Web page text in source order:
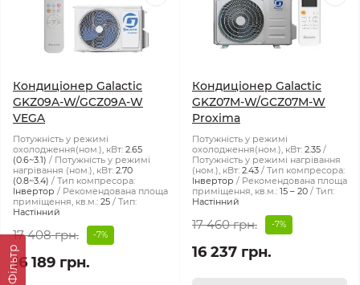
Фільтр
Кондиціонер Galactic
GKZ09A-W/GCZ09A-W
VEGA
Потужність у режимі
охолодження(ном.), кВт: 2.65
(0.6~3.1)
Потужність у режимі
нагрівання (ном.), кВт: 2.70
(0.8~3.4)
Тип компресора:
Інвертор
Рекомендована площа
приміщення, кв.м.: 25
Тип:
Настінний
17 408 грн. -7%
16 189 грн.
Кондиціонер Galactic
GKZ07M-W/GCZ07M-W
Proxima
Потужність у режимі
охолодження(ном.), кВт: 2.35
Потужність у режимі нагрівання
(ном.), кВт: 2.43
Тип компресора:
Інвертор
Рекомендована площа
приміщення, кв.м.: 15 – 20
Тип:
Настінний
17 460 грн. -7%
16 237 грн.